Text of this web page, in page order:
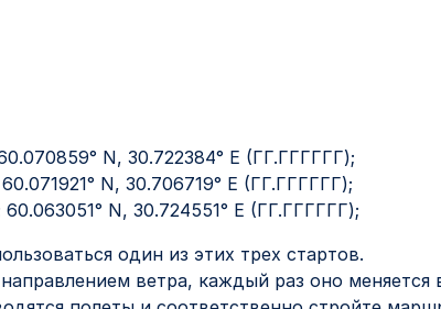
N, 30.722384° E (ГГ.ГГГГГГ);
N, 30.706719° E (ГГ.ГГГГГГ);
N, 30.724551° E (ГГ.ГГГГГГ);
один из этих трех стартов.
ветра, каждый раз оно